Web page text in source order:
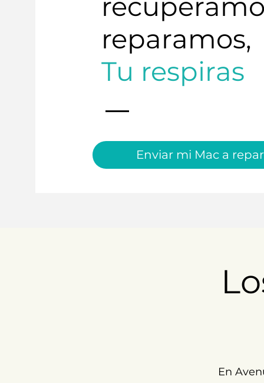
reparamos,
Tu respiras
Enviar mi Mac a
En